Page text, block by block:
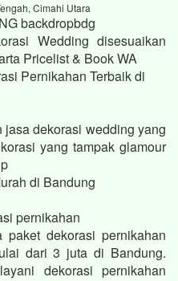
Cimahi Utara
backdropbdg
Wedding disesuaikan
Pricelist & Book WA
Pernikahan Terbaik di
dekorasi wedding yang
yang tampak glamour
di Bandung
pernikahan
dekorasi pernikahan
dari 3 juta di Bandung.
dekorasi pernikahan